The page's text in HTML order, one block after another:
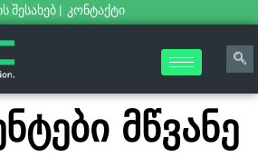
შესახებ | კონტაქტი
მწვანე